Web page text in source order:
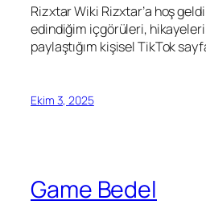
Rizxtar Wiki Rizxtar’a hoş
edindiğim içgörüleri,
paylaştığım kişisel TikTok
Ekim 3, 2025
Game Bedel